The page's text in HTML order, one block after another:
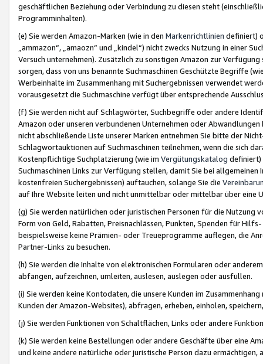
geschäftlichen Beziehung oder Verbindung zu diesen steht
Programminhalten).
(e) Sie werden Amazon-Marken (wie in den Markenrichtlinien definiert)
„ammazon“, „amaozn“ und „kindel“) nicht zwecks Nutzung in einer
Versuch unternehmen). Zusätzlich zu sonstigen Amazon zur
sorgen, dass von uns benannte Suchmaschinen Geschützte Begriffe
Werbeinhalte im Zusammenhang mit Suchergebnissen verwendet
vorausgesetzt die Suchmaschine verfügt über entsprechende
(f) Sie werden nicht auf Schlagwörter, Suchbegriffe oder andere
Amazon oder unseren verbundenen Unternehmen oder
nicht abschließende Liste unserer Marken entnehmen Sie bitte der
Schlagwortauktionen auf Suchmaschinen teilnehmen, wenn die sich
Kostenpflichtige Suchplatzierung (wie im Vergütungskatalog definiert)
Suchmaschinen Links zur Verfügung stellen, damit Sie bei
kostenfreien Suchergebnissen) auftauchen, solange Sie die
auf Ihre Website leiten und nicht unmittelbar oder mittelbar über eine
(g) Sie werden natürlichen oder juristischen Personen für die Nutzung
Form von Geld, Rabatten, Preisnachlässen, Punkten, Spenden für
beispielsweise keine Prämien- oder Treueprogramme auflegen, die
Partner-Links zu besuchen.
(h) Sie werden die Inhalte von elektronischen Formularen oder
abfangen, aufzeichnen, umleiten, auslesen, auslegen oder ausfüllen.
(i) Sie werden keine Kontodaten, die unsere Kunden im
Kunden der Amazon-Websites), abfragen, erheben, einholen,
(j) Sie werden Funktionen von Schaltflächen, Links oder andere
(k) Sie werden keine Bestellungen oder andere Geschäfte über eine
und keine andere natürliche oder juristische Person dazu